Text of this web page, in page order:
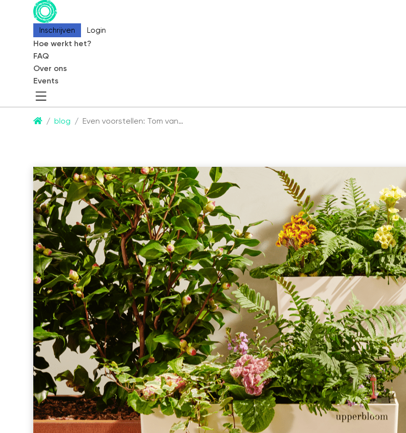
Inschrijven Login
Hoe werkt het?
FAQ
Over ons
Events
CommonEasy
Partners
Blog
Events
Informatie
Hoe werkt het?
FAQ
Kosten
Webinars's
Overige video's
Netwerk
Netwerk
Groepen
Social
Community
Facebook
Inschrijven Login
Hoe werkt het?
FAQ
Over ons
Events
blog Even voorstellen: Tom van…